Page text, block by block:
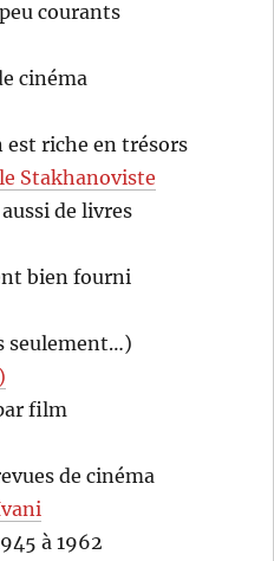
courants
cinéma
est riche en trésors
Stakhanoviste
de livres
bien fourni
seulement…)
film
de cinéma
à 1962